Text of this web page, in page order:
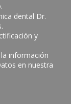
dental Dr.
y
información
en nuestra